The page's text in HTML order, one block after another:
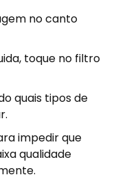
no canto
toque no filtro
quais tipos de
impedir que
qualidade